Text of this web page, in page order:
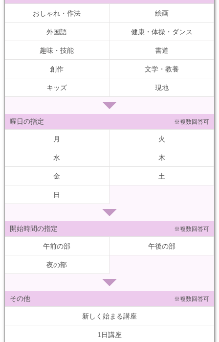
おしゃれ・作法 絵画
外国語 健康・体操・ダンス
趣味・技能 書道
創作 文学・教養
キッズ 現地
曜日の指定 ※複数回答可
月 火
水 木
金 土
日
開始時間の指定 ※複数回答可
午前の部 午後の部
夜の部
その他 ※複数回答可
新しく始まる講座
1日講座